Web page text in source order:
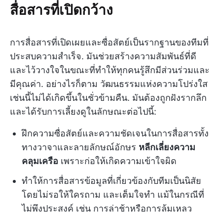
สื่อสารที่เปิดกว้าง
การสื่อสารที่เปิดเผยและซื่อสัตย์เป็นรากฐานของทีมที่
ประสบความสำเร็จ. มันช่วยสร้างความสัมพันธ์ที่ดี
และไว้วางใจในขณะที่ทำให้ทุกคนรู้สึกมีส่วนร่วมและ
มีคุณค่า. อย่างไรก็ตาม วัฒนธรรมแห่งความโปร่งใส
เช่นนี้ไม่ได้เกิดขึ้นในชั่วข้ามคืน. มันต้องถูกฝังรากลึก
และได้รับการเลี้ยงดูในลักษณะต่อไปนี้:
ฝึกความซื่อสัตย์และความชัดเจนในการสื่อสารทั้ง
ทางวาจาและลายลักษณ์อักษร หลีกเลี่ยงความ
คลุมเครือ เพราะก่อให้เกิดความเข้าใจผิด
ทำให้การสื่อสารข้อมูลที่เกี่ยวข้องกับทีมเป็นนิสัย
โดยไม่รอให้ใครถาม และเต็มใจทำ แม้ในกรณีที่
ไม่พึงประสงค์ เช่น การล่าช้าหรือการล้มเหลว